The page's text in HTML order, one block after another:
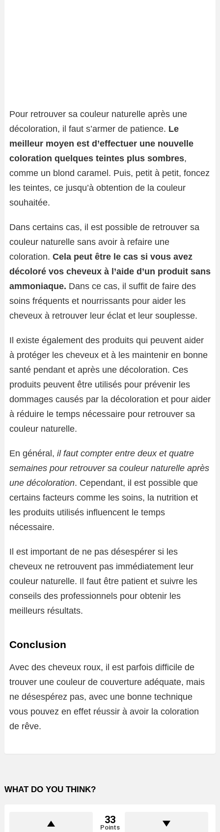
Pour retrouver sa couleur naturelle après une
décoloration, il faut s’armer de patience. Le
meilleur moyen est d’effectuer une nouvelle
coloration quelques teintes plus sombres,
comme un blond caramel. Puis, petit à petit, foncez
les teintes, ce jusqu’à obtention de la couleur
souhaitée.
Dans certains cas, il est possible de retrouver sa
couleur naturelle sans avoir à refaire une
coloration. Cela peut être le cas si vous avez
décoloré vos cheveux à l’aide d’un produit sans
ammoniaque. Dans ce cas, il suffit de faire des
soins fréquents et nourrissants pour aider les
cheveux à retrouver leur éclat et leur souplesse.
Il existe également des produits qui peuvent aider
à protéger les cheveux et à les maintenir en bonne
santé pendant et après une décoloration. Ces
produits peuvent être utilisés pour prévenir les
dommages causés par la décoloration et pour aider
à réduire le temps nécessaire pour retrouver sa
couleur naturelle.
En général, il faut compter entre deux et quatre
semaines pour retrouver sa couleur naturelle après
une décoloration. Cependant, il est possible que
certains facteurs comme les soins, la nutrition et
les produits utilisés influencent le temps
nécessaire.
Il est important de ne pas désespérer si les
cheveux ne retrouvent pas immédiatement leur
couleur naturelle. Il faut être patient et suivre les
conseils des professionnels pour obtenir les
meilleurs résultats.
Conclusion
Avec des cheveux roux, il est parfois difficile de
trouver une couleur de couverture adéquate, mais
ne désespérez pas, avec une bonne technique
vous pouvez en effet réussir à avoir la coloration
de rêve.
WHAT DO YOU THINK?
33
Points